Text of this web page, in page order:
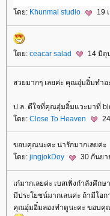
ดย: Khunmai studio 19
ดย: ceacar salad 14 มิถุ
สวยมากๆ เลยค่ะ คุณอุ๋มอิ๋มทำอ
ป.ล. ดีใจที่คุณอุ๋มอิ๋มแวะมาที่
ดย: Close To Heaven
ขอบคุณนะคะ น่ารักมากเลยค่ะ
ดย: jingjokDoy 30 กันยา
เก๋มากเลยค่ะ เบสเพิ่งกำลังศึ
มีประโยชน์มากเลนค่ะ ถ้ามีโอ
คุณอุ๋มอิ๋มลองทำดูนะคะ ขอบคุ